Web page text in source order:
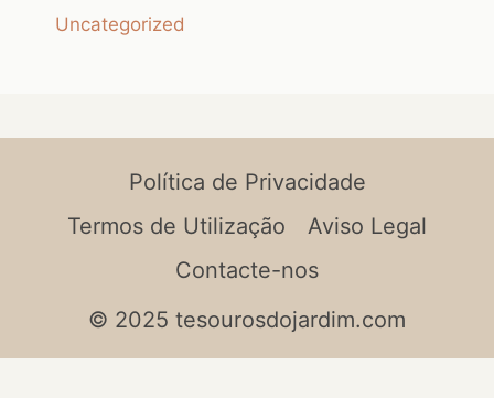
Uncategorized
Política de Privacidade
Termos de Utilização
Aviso Legal
Contacte-nos
© 2025 tesourosdojardim.com